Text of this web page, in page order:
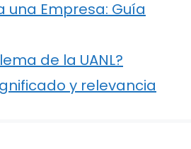
una Empresa: Guía
de la UANL?
y relevancia